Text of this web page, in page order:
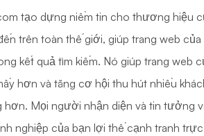
tạo dựng niềm tin cho thương hiệu
trên toàn thế giới, giúp trang web của
kết quả tìm kiếm. Nó giúp trang web
hơn và tăng cơ hội thu hút nhiều
hơn. Mọi người nhận diện và tin tưởng
nghiệp của bạn lợi thế cạnh tranh